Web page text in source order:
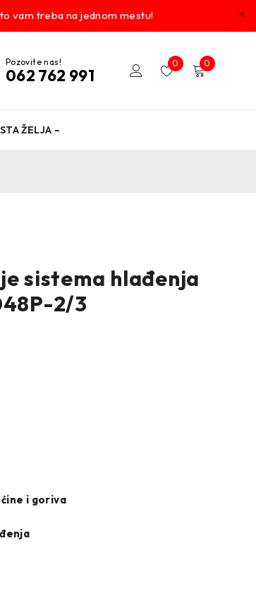
vam treba na jednom mestu!
Pozovite nas!
062 762 991
0 0
ŽELJA –
sistema hlađenja
2/3
i goriva